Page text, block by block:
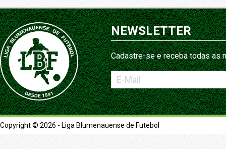
NEWSLETTER
Cadastre-se e receba todas as
Copyright © 2026 - Liga Blumenauense de Futebol